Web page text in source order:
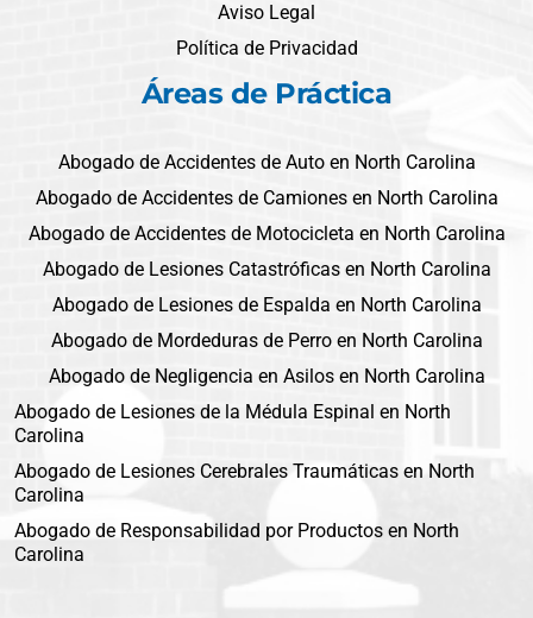
Aviso Legal
Política de Privacidad
Áreas de Práctica
Abogado de Accidentes de Auto en North Carolina
Abogado de Accidentes de Camiones en North Carolina
Abogado de Accidentes de Motocicleta en North Carolina
Abogado de Lesiones Catastróficas en North Carolina
Abogado de Lesiones de Espalda en North Carolina
Abogado de Mordeduras de Perro en North Carolina
Abogado de Negligencia en Asilos en North Carolina
Abogado de Lesiones de la Médula Espinal en North
Carolina
Abogado de Lesiones Cerebrales Traumáticas en North
Carolina
Abogado de Responsabilidad por Productos en North
Carolina